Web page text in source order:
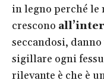
in legno perché le
crescono
seccandosi,
sigillare ogni
rilevante è che è